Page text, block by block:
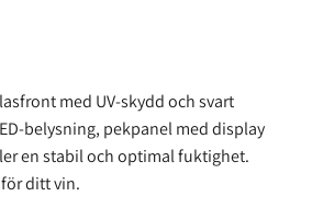
med UV-skydd och svart
belysning, pekpanel med display
en stabil och optimal fuktighet.
ditt vin.